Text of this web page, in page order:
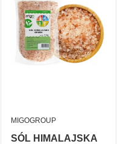
SÓL HIMALAJSKA
PRODUCENT
MIGOGROUP